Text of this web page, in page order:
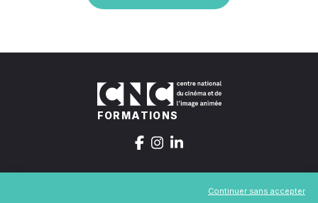
FORMATIONS
Continuer sans accepter